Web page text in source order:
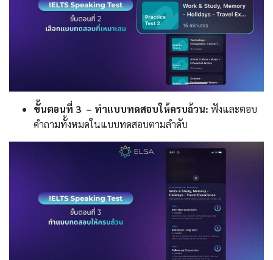
ขั้นตอนที่ 3 – ทำแบบทดสอบให้ครบถ้วน: ฟังและตอบ
คำถามทั้งหมดในแบบทดสอบตามลำดับ